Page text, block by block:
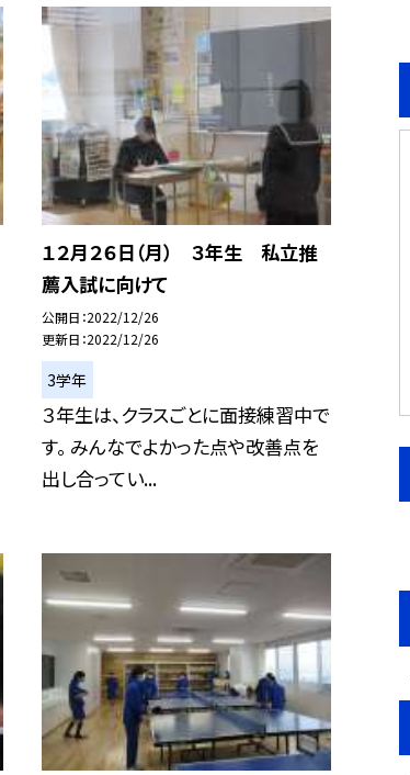
１２月２６日（月） ３年生 私立推
薦入試に向けて
公開日 2022/12/26
更新日 2022/12/26
3学年
３年生は、クラスごとに面接練習中で
す。 みんなでよかった点や改善点を
出し合ってい...